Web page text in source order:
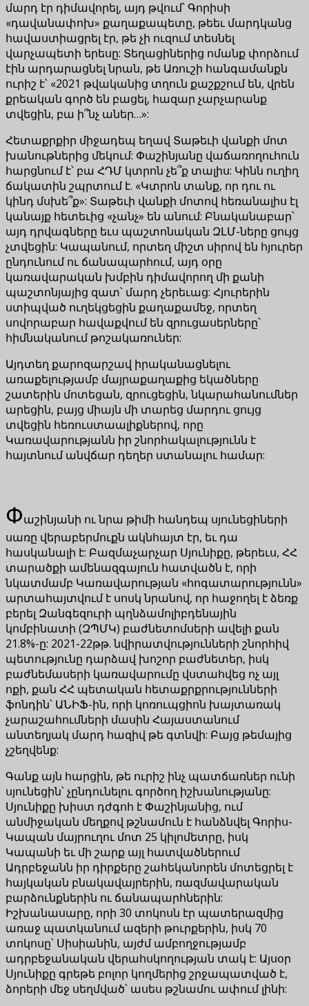
մարդ էր դիմավորել, այդ թվում՝ Գորիսի
«դավանափոխ» քաղաքապետը, թեեւ մարդկանց
հավաստիացրել էր, թե չի ուզում տեսնել
վարչապետի երեսը: Տեղացիներից ոմանք փորձում
էին արդարացնել նրան, թե Առուշի հանգամանքն
ուրիշ է՝ «2021 թվականից տղուն քաշքշում են, վրեն
քրեական գործ են բացել, հազար չարչարանք
տվեցին, բա ի՞նչ աներ…»:
Հետաքրքիր միջադեպ եղավ Տաթեւի վանքի մոտ
խանութներից մեկում: Փաշինյանը վաճառողուհուն
հարցնում է՝ բա ՀԴՄ կտրոն չե՞ք տալիս: Կինն ուղիղ
ճակատին շպրտում է. «Կտրոն տանք, որ դու ու
կինդ մսխե՞ք»: Տաթեւի վանքի մոտով հեռանալիս էլ
կանայք հետեւից «չանչ» են անում: Բնականաբար՝
այդ դրվագները եւս պաշտոնական ԶԼՄ-ները ցույց
չտվեցին: Կապանում, որտեղ միշտ սիրով են հյուրեր
ընդունում ու ճանապարհում, այդ օրը
կառավարական խմբին դիմավորող մի քանի
պաշտոնյայից զատ՝ մարդ չերեւաց: Հյուրերին
ստիպված ուղեկցեցին քաղաքամեջ, որտեղ
սովորաբար հավաքվում են զրուցասերները՝
հիմնականում թոշակառուներ:
Այդտեղ քարոզարշավ իրականացնելու
առաքելությամբ մայրաքաղաքից եկածները
շատերին մոտեցան, զրուցեցին, նկարահանումներ
արեցին, բայց միայն մի տարեց մարդու ցույց
տվեցին հեռուստաալիքներով, որը
Կառավարությանն իր շնորհակալությունն է
հայտնում անվճար դեղեր ստանալու համար:
Փաշինյանի ու նրա թիմի հանդեպ սյունեցիների
սառը վերաբերմուքն ակնհայտ էր, եւ դա
հասկանալի է: Բազմաչարչար Սյունիքը, թերեւս, ՀՀ
տարածքի ամենազգայուն հատվածն է, որի
նկատմամբ Կառավարության «հոգատարությունն»
արտահայտվում է սոսկ նրանով, որ հաջողել է ձեռք
բերել Զանգեզուրի պղնձամոլիբդենային
կոմբինատի (ԶՊՄԿ) բաժնետոմսերի ավելի քան
21.8%-ը: 2021-22թթ. նվիրատվությունների շնորհիվ
պետությունը դարձավ խոշոր բաժնետեր, իսկ
բաժնեմասերի կառավարումը վստահվեց ոչ այլ
ոքի, քան ՀՀ պետական հետաքրքրությունների
ֆոնդին՝ ԱՆԻՖ-ին, որի կոռուպցիոն խայտառակ
չարաշահումների մասին Հայաստանում
անտեղյակ մարդ հազիվ թե գտնվի: Բայց թեմայից
չշեղվենք:
Գանք այն հարցին, թե ուրիշ ինչ պատճառներ ունի
սյունեցին՝ չընդունելու գործող իշխանությանը:
Սյունիքը խիստ դժգոհ է Փաշինյանից, ում
անմիջական մեղքով թշնամուն է հանձնվել Գորիս-
Կապան մայրուղու մոտ 25 կիլոմետրը, իսկ
Կապանի եւ մի շարք այլ հատվածներում
Ադրբեջանն իր դիրքերը շահեկանորեն մոտեցրել է
հայկական բնակավայրերին, ռազմավարական
բարձունքներին ու ճանապարհներին:
Իշխանասարը, որի 30 տոկոսն էր պատերազմից
առաջ պատկանում ազերի թուրքերին, իսկ 70
տոկոսը՝ Սիսիանին, այժմ ամբողջությամբ
ադրբեջանական վերահսկողության տակ է: Այսօր
Սյունիքը գրեթե բոլոր կողմերից շրջապատված է,
ձորերի մեջ սեղմված՝ ասես թշնամու ափում լինի: